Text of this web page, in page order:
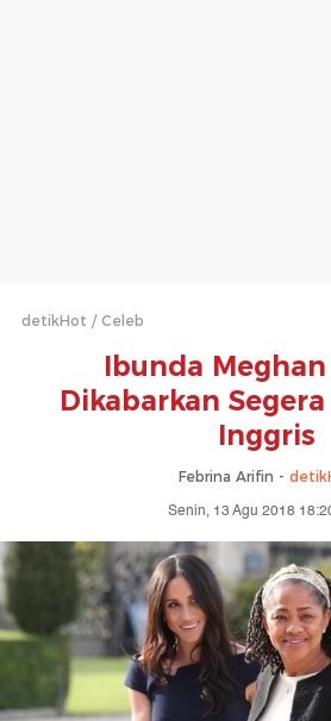
detikHot Celeb
Ibunda
Dikabarkan
Inggris
Febrina Arifin -
Senin, 13 Agu 2018